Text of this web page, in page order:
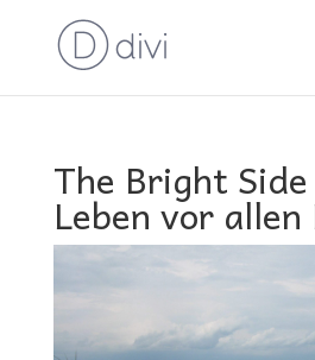
The Bright Side
Leben vor allen